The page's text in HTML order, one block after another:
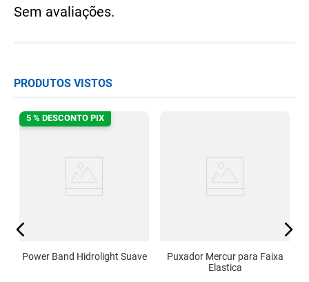
Sem avaliações.
PRODUTOS VISTOS
5 % DESCONTO PIX
Power Band Hidrolight Suave
Puxador Mercur para Faixa
Elastica